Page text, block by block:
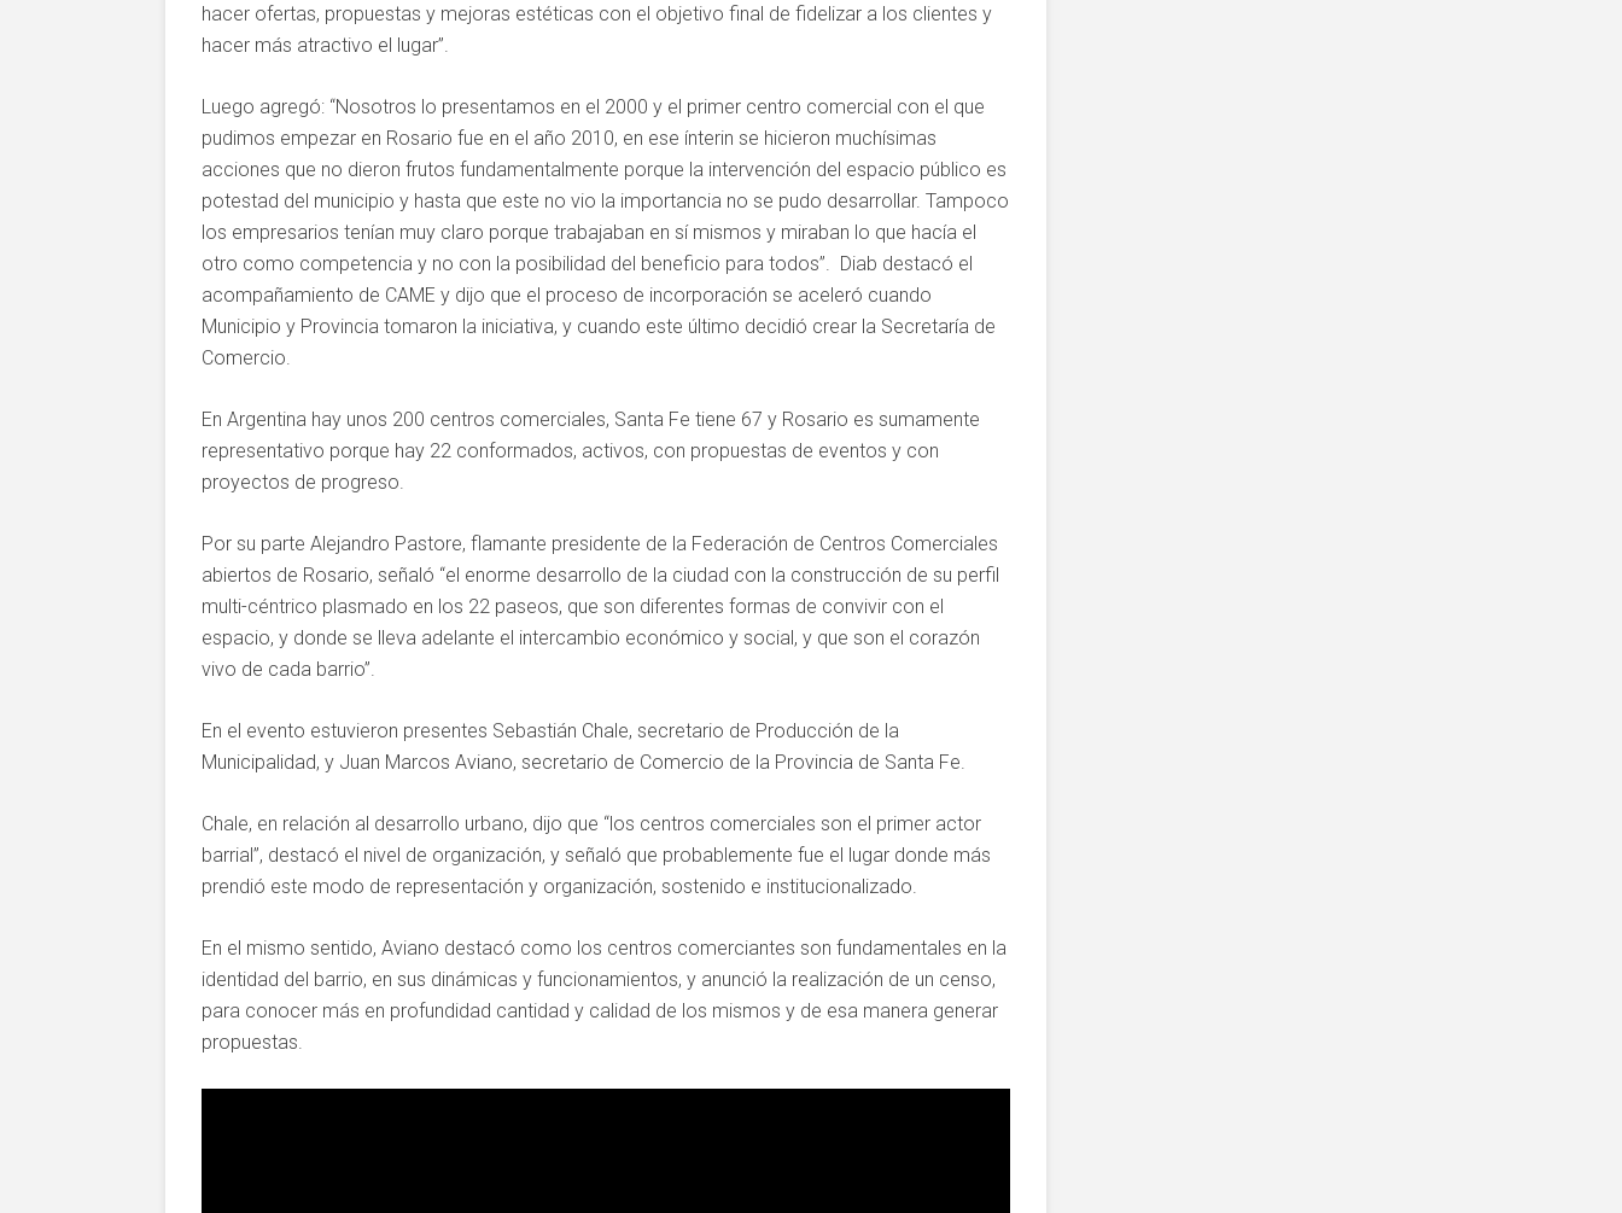
hacer ofertas, propuestas y mejoras estéticas con el objetivo final de fidelizar a los clientes y
hacer más atractivo el lugar”.
Luego agregó: “Nosotros lo presentamos en el 2000 y el primer centro comercial con el que
pudimos empezar en Rosario fue en el año 2010, en ese ínterin se hicieron muchísimas
acciones que no dieron frutos fundamentalmente porque la intervención del espacio público es
potestad del municipio y hasta que este no vio la importancia no se pudo desarrollar. Tampoco
los empresarios tenían muy claro porque trabajaban en sí mismos y miraban lo que hacía el
otro como competencia y no con la posibilidad del beneficio para todos”. Diab destacó el
acompañamiento de CAME y dijo que el proceso de incorporación se aceleró cuando
Municipio y Provincia tomaron la iniciativa, y cuando este último decidió crear la Secretaría de
Comercio.
En Argentina hay unos 200 centros comerciales, Santa Fe tiene 67 y Rosario es sumamente
representativo porque hay 22 conformados, activos, con propuestas de eventos y con
proyectos de progreso.
Por su parte Alejandro Pastore, flamante presidente de la Federación de Centros Comerciales
abiertos de Rosario, señaló “el enorme desarrollo de la ciudad con la construcción de su perfil
multi-céntrico plasmado en los 22 paseos, que son diferentes formas de convivir con el
espacio, y donde se lleva adelante el intercambio económico y social, y que son el corazón
vivo de cada barrio”.
En el evento estuvieron presentes Sebastián Chale, secretario de Producción de la
Municipalidad, y Juan Marcos Aviano, secretario de Comercio de la Provincia de Santa Fe.
Chale, en relación al desarrollo urbano, dijo que “los centros comerciales son el primer actor
barrial”, destacó el nivel de organización, y señaló que probablemente fue el lugar donde más
prendió este modo de representación y organización, sostenido e institucionalizado.
En el mismo sentido, Aviano destacó como los centros comerciantes son fundamentales en la
identidad del barrio, en sus dinámicas y funcionamientos, y anunció la realización de un censo,
para conocer más en profundidad cantidad y calidad de los mismos y de esa manera generar
propuestas.